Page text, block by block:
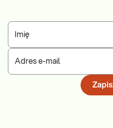
Imię
Adres e-mail